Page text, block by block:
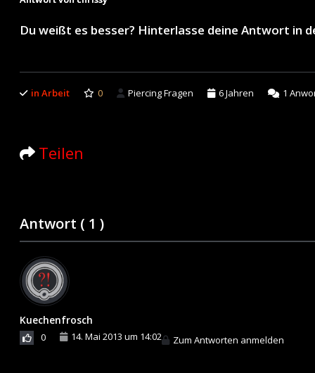
Du weißt es besser? Hinterlasse deine Antwort in
in Arbeit 0 Piercing Fragen 6 Jahren 1
Teilen
Antwort ( 1 )
Kuechenfrosch
0 14. Mai 2013 um 14:02 Zum Antworten anmelden